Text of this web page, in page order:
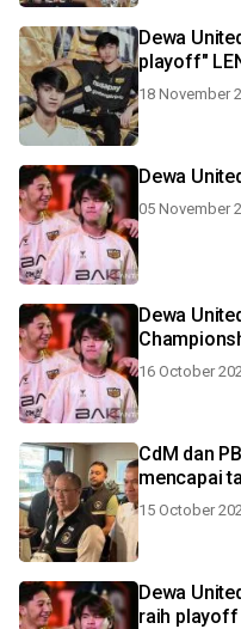
Dewa
playoff"
18 November
Dewa
05 November
Dewa
16 October
CdM dan
mencapai
15 October
Dewa
raih playoff